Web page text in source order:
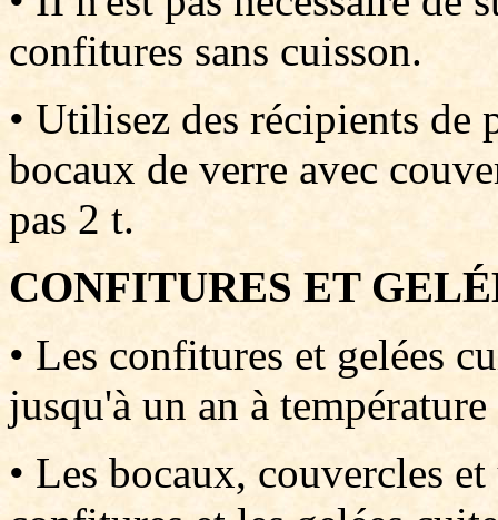
confitures sans cuisson.
• Utilisez des récipients de
bocaux de verre avec
pas 2 t.
CONFITURES ET
• Les confitures et gelées
jusqu'à un an à
• Les bocaux, couvercles